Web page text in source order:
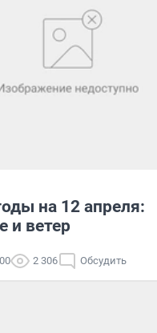
на 12 апреля:
и ветер
2 306 Обсудить